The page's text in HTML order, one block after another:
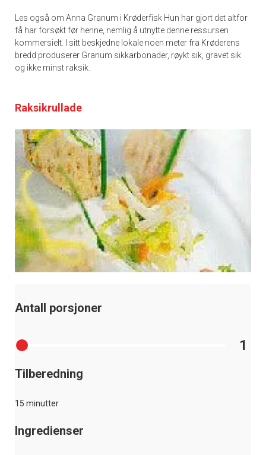
Les også om Anna Granum i Krøderfisk Hun har gjort det altfor
få har forsøkt før henne, nemlig å utnytte denne ressursen
kommersielt. I sitt beskjedne lokale noen meter fra Krøderens
bredd produserer Granum sikkarbonader, røykt sik, gravet sik
og ikke minst raksik.
Raksikrullade
Antall porsjoner
1
Tilberedning
15 minutter
Ingredienser